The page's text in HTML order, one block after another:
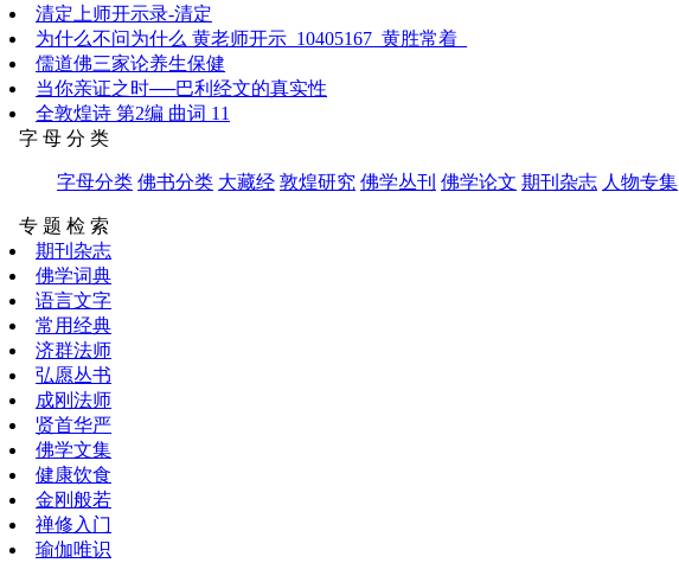
清定上师开示录-清定
为什么不问为什么 黄老师开示_10405167_黄胜常着_
儒道佛三家论养生保健
当你亲证之时──巴利经文的真实性
全敦煌诗 第2编 曲词 11
字 母 分 类
字母分类 佛书分类 大藏经 敦煌研究 佛学丛刊 佛学论文 期刊杂志 人物专集
专 题 检 索
期刊杂志
佛学词典
语言文字
常用经典
济群法师
弘愿丛书
成刚法师
贤首华严
佛学文集
健康饮食
金刚般若
禅修入门
瑜伽唯识